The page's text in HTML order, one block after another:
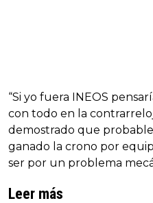
“Si yo fuera INEOS
con todo en la
demostrado que
ganado la crono por
ser por un problema
Leer más